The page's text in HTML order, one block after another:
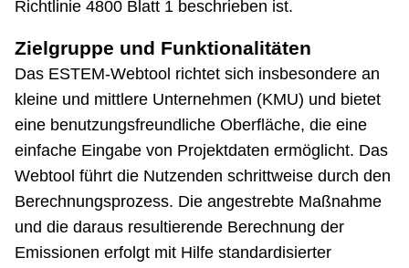
Richtlinie 4800 Blatt 1 beschrieben ist.
Zielgruppe und Funktionalitäten
Das ESTEM-Webtool richtet sich insbesondere an
kleine und mittlere Unternehmen (KMU) und bietet
eine benutzungsfreundliche Oberfläche, die eine
einfache Eingabe von Projektdaten ermöglicht. Das
Webtool führt die Nutzenden schrittweise durch den
Berechnungsprozess. Die angestrebte Maßnahme
und die daraus resultierende Berechnung der
Emissionen erfolgt mit Hilfe standardisierter